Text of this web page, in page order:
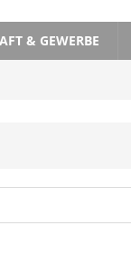
& GEWERBE